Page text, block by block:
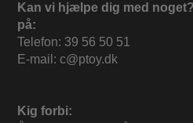
Kan vi hjælpe dig med
på:
Telefon: 39 56 50 51
E-mail: c@ptoy.dk
Kig forbi: